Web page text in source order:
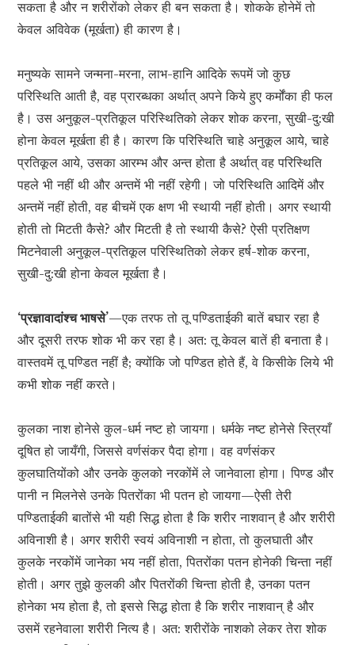
सकता है और न शरीरोंको लेकर ही बन सकता है। शोकके होनेमें तो
केवल अविवेक (मूर्खता) ही कारण है।
मनुष्यके सामने जन्मना-मरना, लाभ-हानि आदिके रूपमें जो कुछ
परिस्थिति आती है, वह प्रारब्धका अर्थात् अपने किये हुए कर्मोंका ही फल
है। उस अनुकूल-प्रतिकूल परिस्थितिको लेकर शोक करना, सुखी-दु:खी
होना केवल मूर्खता ही है। कारण कि परिस्थिति चाहे अनुकूल आये, चाहे
प्रतिकूल आये, उसका आरम्भ और अन्त होता है अर्थात् वह परिस्थिति
पहले भी नहीं थी और अन्तमें भी नहीं रहेगी। जो परिस्थिति आदिमें और
अन्तमें नहीं होती, वह बीचमें एक क्षण भी स्थायी नहीं होती। अगर स्थायी
होती तो मिटती कैसे? और मिटती है तो स्थायी कैसे? ऐसी प्रतिक्षण
मिटनेवाली अनुकूल-प्रतिकूल परिस्थितिको लेकर हर्ष-शोक करना,
सुखी-दु:खी होना केवल मूर्खता है।
‘प्रज्ञावादांश्च भाषसे’—एक तरफ तो तू पण्डिताईकी बातें बघार रहा है
और दूसरी तरफ शोक भी कर रहा है। अत: तू केवल बातें ही बनाता है।
वास्तवमें तू पण्डित नहीं है; क्योंकि जो पण्डित होते हैं, वे किसीके लिये भी
कभी शोक नहीं करते।
कुलका नाश होनेसे कुल-धर्म नष्ट हो जायगा। धर्मके नष्ट होनेसे स्त्रियाँ
दूषित हो जायँगी, जिससे वर्णसंकर पैदा होगा। वह वर्णसंकर
कुलघातियोंको और उनके कुलको नरकोंमें ले जानेवाला होगा। पिण्ड और
पानी न मिलनेसे उनके पितरोंका भी पतन हो जायगा—ऐसी तेरी
पण्डिताईकी बातोंसे भी यही सिद्ध होता है कि शरीर नाशवान् है और शरीरी
अविनाशी है। अगर शरीरी स्वयं अविनाशी न होता, तो कुलघाती और
कुलके नरकोंमें जानेका भय नहीं होता, पितरोंका पतन होनेकी चिन्ता नहीं
होती। अगर तुझे कुलकी और पितरोंकी चिन्ता होती है, उनका पतन
होनेका भय होता है, तो इससे सिद्ध होता है कि शरीर नाशवान् है और
उसमें रहनेवाला शरीरी नित्य है। अत: शरीरोंके नाशको लेकर तेरा शोक